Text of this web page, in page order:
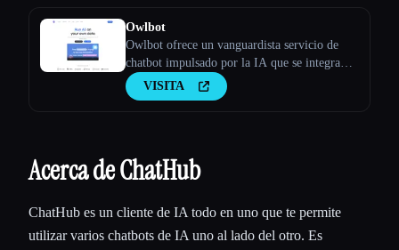
Owlbot
Owlbot ofrece un vanguardista servicio de
chatbot impulsado por la IA que se integra
perfectamente con tus datos para ofrecer
respuestas instantáneas para ti, tus clientes o
VISITA
Acerca de ChatHub
ChatHub es un cliente de IA todo en uno que te permite
utilizar varios chatbots de IA uno al lado del otro. Es